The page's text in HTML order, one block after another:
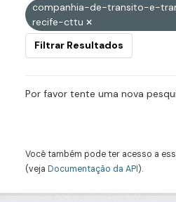
companhia-de-transito-e-
recife-cttu
Filtrar Resultados
Por favor tente uma nova
Você também pode ter acesso a
(veja Documentação da API).